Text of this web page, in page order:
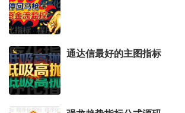
通达信最好的主图指标